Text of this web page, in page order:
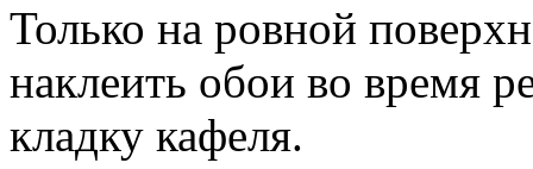
Только на ровной
наклеить обои во время
кладку кафеля.